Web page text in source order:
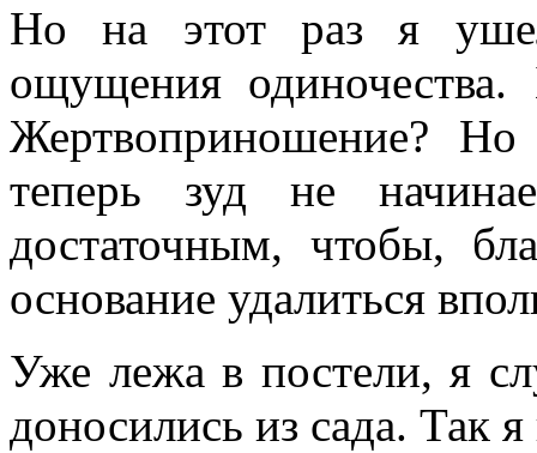
Но на этот раз я
ощущения одиночества.
Жертвоприношение? Но
теперь зуд не
достаточным, чтобы,
основание удалиться
Уже лежа в постели, я
доносились из сада. Так я